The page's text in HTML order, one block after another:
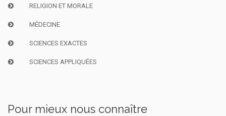
RELIGION ET MORALE
MÉDECINE
SCIENCES EXACTES
SCIENCES APPLIQUÉES
Pour mieux nous connaître